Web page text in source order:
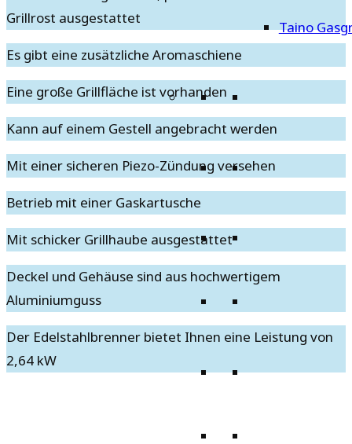
Taino
Grillrost ausgestattet
Es gibt eine zusätzliche Aromaschiene
Eine große Grillfläche ist vorhanden
Kann auf einem Gestell angebracht werden
Mit einer sicheren Piezo-Zündung versehen
Betrieb mit einer Gaskartusche
Mit schicker Grillhaube ausgestattet
Deckel und Gehäuse sind aus hochwertigem
Aluminiumguss
Der Edelstahlbrenner bietet Ihnen eine Leistung von
2,64 kW